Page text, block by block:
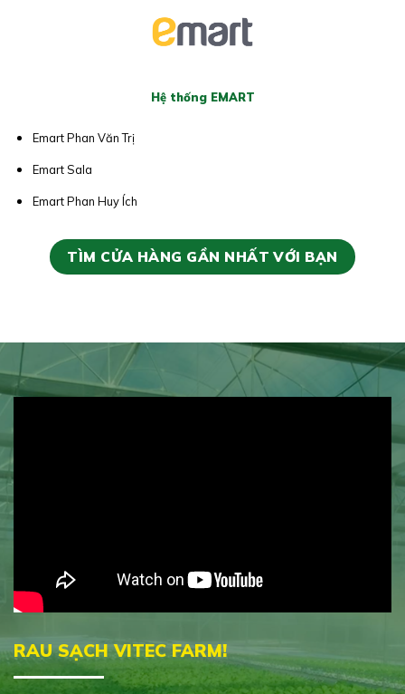
Hệ thống EMART
Emart Phan Văn Trị
Emart Sala
Emart Phan Huy Ích
TÌM CỬA HÀNG GẦN NHẤT VỚI BẠN
RAU SẠCH VITEC FARM!